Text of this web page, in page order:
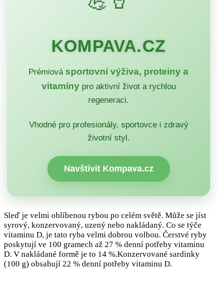
KOMPAVA.CZ
Prémiová sportovní výživa, proteiny a
vitamínypro aktivní život a rychlou
regeneraci.
Vhodné pro profesionály, sportovce i zdravý
životní styl.
Navštívit Kompava.cz
Sleď je velmi oblíbenou rybou po celém světě. Může se jíst
syrový, konzervovaný, uzený nebo nakládaný. Co se týče
vitaminu D, je tato ryba velmi dobrou volbou. Čerstvé ryby
poskytují ve 100 gramech až 27 % denní potřeby vitaminu
D. V nakládané formě je to 14 %.Konzervované sardinky
(100 g) obsahují 22 % denní potřeby vitaminu D.